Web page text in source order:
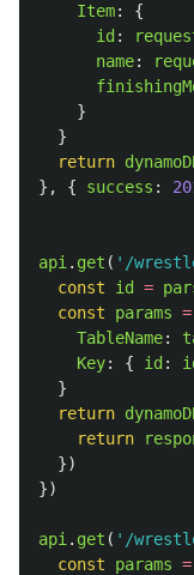
Item:
{
id :
name:
}
}
return
},
{ success :
api . get ( ' /
const
id =
const
params =
TableName:
Key: { id :
}
return
return
})
})
api . get ( ' /
const
params =